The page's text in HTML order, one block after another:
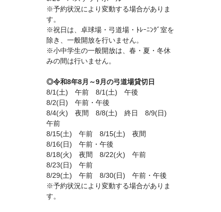
※予約状況により変動する場合がありま
す。
※祝日は、卓球場・弓道場・ﾄﾚｰﾆﾝｸﾞ室を
除き、一般開放を行いません。
※小中学生の一般開放は、春・夏・冬休
みの間は行いません。
◎令和8年8月～9月の弓道場貸切日
8/1(土) 午前 8/1 (土) 午後
8/2(日) 午前・午後
8/4(火) 夜間 8/8(土) 終日 8/9(日)
午前
8/15(土) 午前 8/15(土) 夜間
8/16(日) 午前・午後
8/18(火) 夜間 8/22(火) 午前
8/23(日) 午前
8/29(土) 午前 8/30(日) 午前・午後
※予約状況により変動する場合がありま
す。